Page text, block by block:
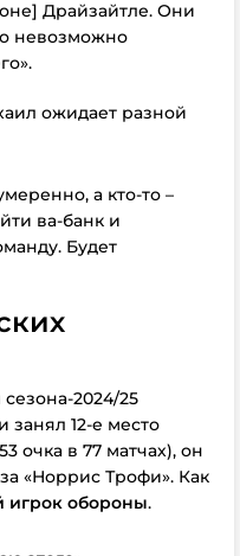
Драйзайтле. Они
невозможно
ожидает разной
а кто-то –
ва-банк и
Будет
2024/25
занял 12-е место
очка в 77 матчах), он
«Норрис Трофи». Как
игрок обороны.